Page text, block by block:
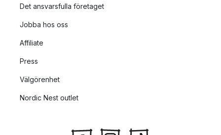
Det ansvarsfulla företaget
Jobba hos oss
Affiliate
Press
Välgörenhet
Nordic Nest outlet